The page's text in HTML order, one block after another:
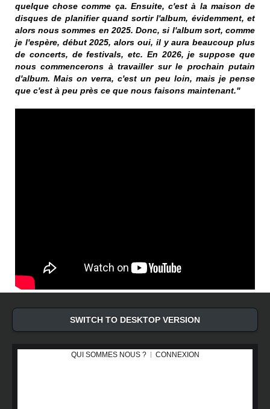
quelque chose comme ça. Ensuite, c'est à la maison de
disques de planifier quand sortir l'album, évidemment, et
alors nous sommes en 2025. Donc, si l'album sort, comme
je l'espère, début 2025, alors oui, il y aura beaucoup plus
de concerts, de festivals, etc. En 2026, je suppose que
nous commencerons à travailler sur le prochain putain
d'album. Mais on verra, c'est un peu loin, mais je pense
que c'est à peu près ce que nous faisons maintenant."
SWITCH TO DESKTOP VERSION
QUI SOMMES NOUS ? CONNEXION